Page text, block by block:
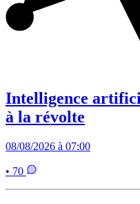
Intelligence
à la révolte
08/08/2026 à 07:00
• 70